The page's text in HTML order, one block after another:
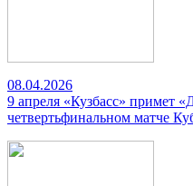
08.04.2026
9 апреля «Кузбасс» примет
четвертьфинальном матче